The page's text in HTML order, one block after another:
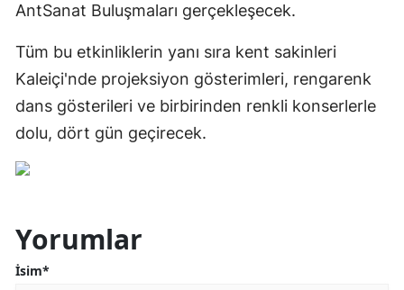
AntSanat Buluşmaları gerçekleşecek.
Tüm bu etkinliklerin yanı sıra kent sakinleri
Kaleiçi'nde projeksiyon gösterimleri, rengarenk
dans gösterileri ve birbirinden renkli konserlerle
dolu, dört gün geçirecek.
Yorumlar
İsim*